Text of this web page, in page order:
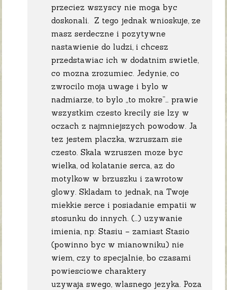
przeciez wszyscy nie moga byc
doskonali. Z tego jednak wnioskuje, ze
masz serdeczne i pozytywne
nastawienie do ludzi, i chcesz
przedstawiac ich w dodatnim swietle,
co mozna zrozumiec. Jedynie, co
zwrocilo moja uwage i bylo w
nadmiarze, to bylo „to mokre”… prawie
wszystkim czesto krecily sie lzy w
oczach z najmniejszych powodow. Ja
tez jestem placzka, wzruszam sie
czesto. Skala wzruszen moze byc
wielka, od kolatanie serca, az do
motylkow w brzuszku i zawrotow
glowy. Skladam to jednak, na Twoje
miekkie serce i posiadanie empatii w
stosunku do innych. (…) uzywanie
imienia, np: Stasiu – zamiast Stasio
(powinno byc w mianowniku) nie
wiem, czy to specjalnie, bo czasami
powiesciowe charaktery
uzywaja swego, wlasnego jezyka. Poza